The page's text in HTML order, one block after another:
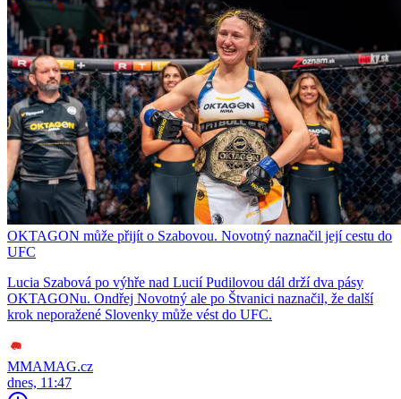
OKTAGON může přijít o Szabovou. Novotný naznačil její cestu do
UFC
Lucia Szabová po výhře nad Lucií Pudilovou dál drží dva pásy
OKTAGONu. Ondřej Novotný ale po Štvanici naznačil, že další
krok neporažené Slovenky může vést do UFC.
MMAMAG.cz
dnes, 11:47